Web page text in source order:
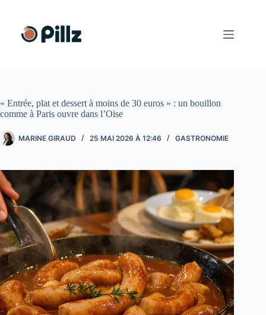
contenu
« Entrée, plat et dessert à moins de 30 euros » : un bouillon
comme à Paris ouvre dans l’Oise
MARINE GIRAUD 25 MAI 2026 À 12:46 GASTRONOMIE